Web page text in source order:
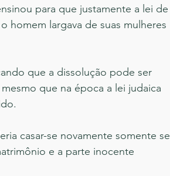
para que justamente a lei de
homem largava de suas mulheres
que a dissolução pode ser
que na época a lei judaica
casar-se novamente somente se
e a parte inocente